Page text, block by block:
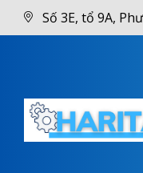
Số 3E, tổ 9A,